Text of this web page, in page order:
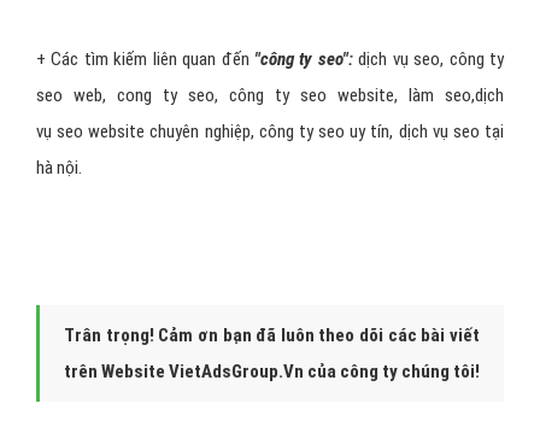
+ Các tìm kiếm liên quan đến "công ty seo":dịch vụ seo, công ty
seo web, cong ty seo, công ty seo website, làm seo,dịch
vụ seo website chuyên nghiệp, công ty seo uy tín, dịch vụ seo tại
hà nội.
Trân trọng! Cảm ơn bạn đã luôn theo dõi các bài viết
trên Website VietAdsGroup.Vn của công ty chúng tôi!